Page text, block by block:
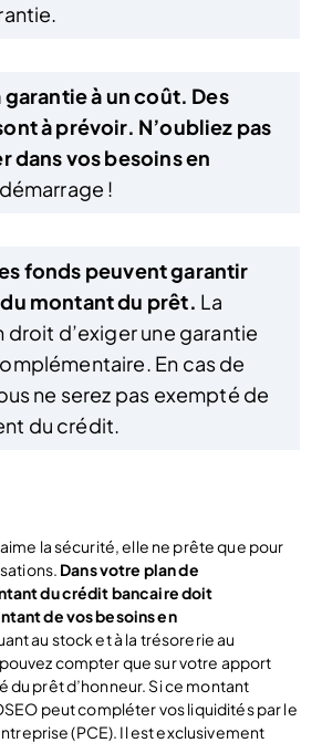
garantie à un coût. Des
à prévoir. N’oubliez pas
dans vos besoins en
!
fonds peuvent garantir
du montant du prêt. La
droit d’exiger une garantie
En cas de
ne serez pas exempté de
du crédit.
la sécurité, elle ne prête que pour
Dans votre plan de
du crédit bancaire doit
de vos besoins en
au stock et à la trésorerie au
compter que sur votre apport
du prêt d’honneur. Si ce montant
peut compléter vos liquidités par le
(PCE). Il est exclusivement